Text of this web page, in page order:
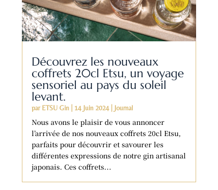
Découvrez les nouveaux
coffrets 20cl Etsu, un voyage
sensoriel au pays du soleil
levant.
par ETSU Gin| 14 Juin 2024| Journal
Nous avons le plaisir de vous annoncer
l’arrivée de nos nouveaux coffrets 20cl Etsu,
parfaits pour découvrir et savourer les
différentes expressions de notre gin artisanal
japonais. Ces coffrets...